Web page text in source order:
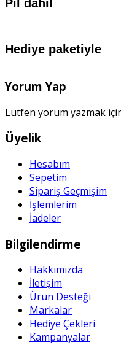
Pil dahil
Hediye paketiyle
Yorum Yap
Lütfen yorum yazmak
Üyelik
Hesabım
Sepetim
Sipariş Geçmişim
İşlemlerim
İadeler
Bilgilendirme
Hakkımızda
İletişim
Ürün Desteği
Markalar
Hediye Çekleri
Kampanyalar